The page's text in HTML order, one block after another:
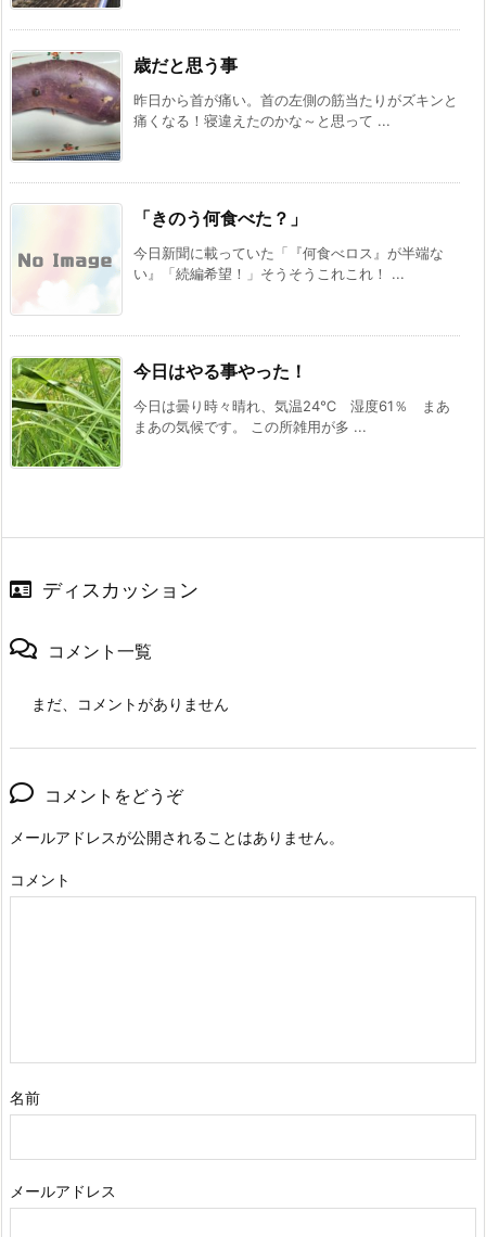
歳だと思う事
昨日から首が痛い。首の左側の筋当たりがズキンと
痛くなる！寝違えたのかな～と思って ...
「きのう何食べた？」
今日新聞に載っていた「『何食べロス』が半端な
い』「続編希望！」そうそうこれこれ！ ...
今日はやる事やった！
今日は曇り時々晴れ、気温24℃ 湿度61％ まあ
まあの気候です。 この所雑用が多 ...
ディスカッション
コメント一覧
まだ、コメントがありません
コメントをどうぞ
メールアドレスが公開されることはありません。
コメント
名前
メールアドレス